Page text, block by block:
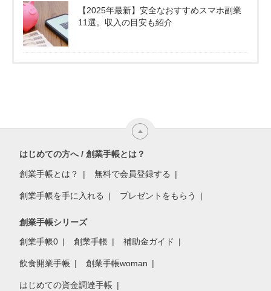
【2025年最新】安全なおすすめスマホ副業
11選。収入の目安も紹介
はじめての方へ / 創業手帳とは？
創業手帳とは？ 無料で会員登録する
創業手帳を手に入れる プレゼントをもらう
創業手帳シリーズ
創業手帳0 創業手帳 補助金ガイド
飲食開業手帳 創業手帳woman
はじめての資金調達手帳